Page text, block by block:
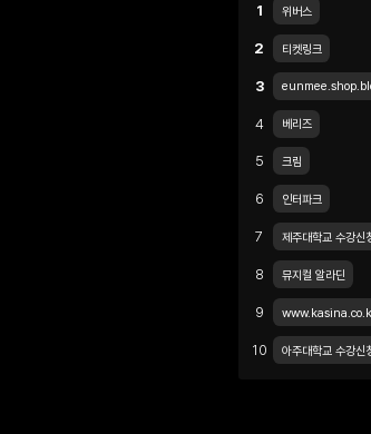
1 위버스
2 티켓링크
3
4 베리즈
5 크림
6 인터파크
7 제주대학교 수강신
8 뮤지컬 알라딘
9
10 아주대학교 수강신